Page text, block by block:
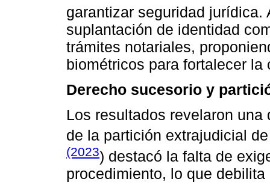
garantizar seguridad
suplantación de identidad
trámites notariales,
biométricos para fortalecer
Derecho sucesorio y
Los resultados revelaron
de la partición extrajudicial
(2023) destacó la falta de
procedimiento, lo que